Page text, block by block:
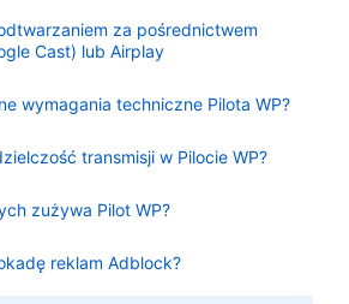
za pośrednictwem
Cast) lub Airplay
wymagania techniczne Pilota WP?
transmisji w Pilocie WP?
zużywa Pilot WP?
reklam Adblock?